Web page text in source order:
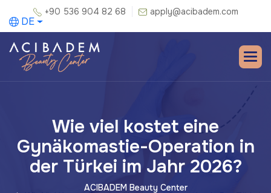
+90 536 904 82 68 apply@acibadem.com
DE
Wie viel kostet eine
Gynäkomastie-Operation in
der Türkei im Jahr 2026?
ACIBADEM Beauty Center